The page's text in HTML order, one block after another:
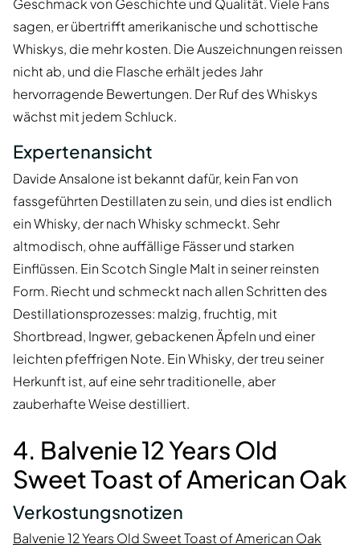
Geschmack von Geschichte und Qualität. Viele Fans
sagen, er übertrifft amerikanische und schottische
Whiskys, die mehr kosten. Die Auszeichnungen reissen
nicht ab, und die Flasche erhält jedes Jahr
hervorragende Bewertungen. Der Ruf des Whiskys
wächst mit jedem Schluck.
Expertenansicht
Davide Ansalone ist bekannt dafür, kein Fan von
fassgeführten Destillaten zu sein, und dies ist endlich
ein Whisky, der nach Whisky schmeckt. Sehr
altmodisch, ohne auffällige Fässer und starken
Einflüssen. Ein Scotch Single Malt in seiner reinsten
Form. Riecht und schmeckt nach allen Schritten des
Destillationsprozesses: malzig, fruchtig, mit
Shortbread, Ingwer, gebackenen Äpfeln und einer
leichten pfeffrigen Note. Ein Whisky, der treu seiner
Herkunft ist, auf eine sehr traditionelle, aber
zauberhafte Weise destilliert.
4. Balvenie 12 Years Old
Sweet Toast of American Oak
Verkostungsnotizen
Balvenie 12 Years Old Sweet Toast of American Oak